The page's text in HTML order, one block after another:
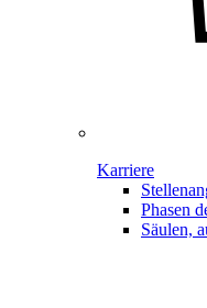
Karriere
Phasen
Säulen,